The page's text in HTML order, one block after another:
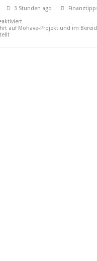
3 Stunden ago
auf Mohave-Projekt und im